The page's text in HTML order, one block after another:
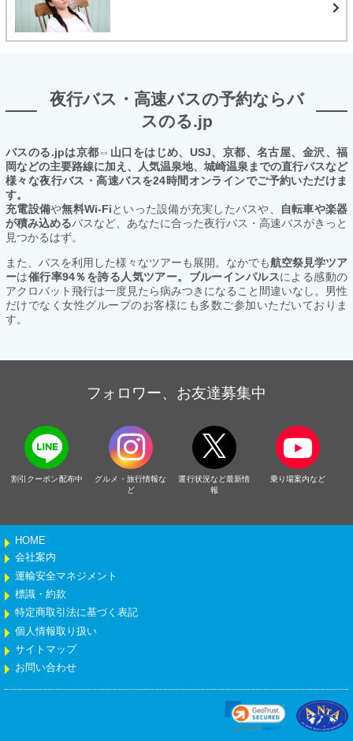
夜行バス・高速バスの予約ならバ
スのる.jp
バスのる.jpは京都⇔山口をはじめ、USJ、京都、名古屋、金沢、福
岡などの主要路線に加え、人気温泉地、城崎温泉までの直行バスなど
様々な夜行バス・高速バスを24時間オンラインでご予約いただけま
す。
充電設備や無料Wi-Fiといった設備が充実したバスや、
自転車や楽器
が積み込めるバスなど、あなたに合った夜行バス・高速バスがきっと
見つかるはず。
また、バスを利用した様々なツアーも展開。なかでも航空祭見学ツア
ーは催行率94％を誇る人気ツアー。ブルーインパルスによる感動の
アクロバット飛行は一度見たら病みつきになること間違いなし。男性
だけでなく女性グループのお客様にも多数ご参加いただいておりま
す。
フォロワー、お友達募集中
割引クーポン配布中
グルメ・旅行情報な
ど
運行状況など最新情
報
乗り場案内など
HOME
会社案内
運輸安全マネジメント
標識・約款
特定商取引法に基づく表記
個人情報取り扱い
サイトマップ
お問い合わせ